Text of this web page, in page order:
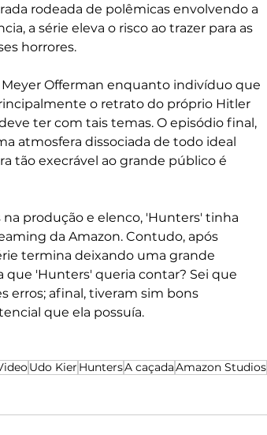
rodeada de polêmicas envolvendo a
a série eleva o risco ao trazer para as
horrores.
Meyer Offerman enquanto indivíduo que
o retrato do próprio Hitler
ter com tais temas. O episódio final,
atmosfera dissociada de todo ideal
tão execrável ao grande público é
produção e elenco, 'Hunters' tinha
da Amazon. Contudo, após
termina deixando uma grande
que 'Hunters' queria contar? Sei que
erros; afinal, tiveram sim bons
que ela possuía.
Udo Kier HuntersA caçadaAmazon Studios